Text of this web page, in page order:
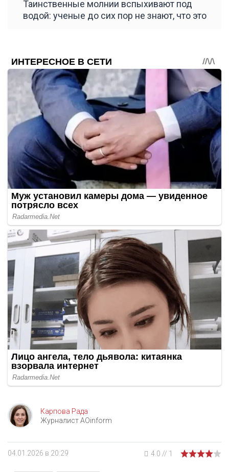
Таинственные молнии вспыхивают под
водой: ученые до сих пор не знают, что это
Карпова Рада
Журналист AOinform
04.01.2026 в 20:29 4.0 // 1